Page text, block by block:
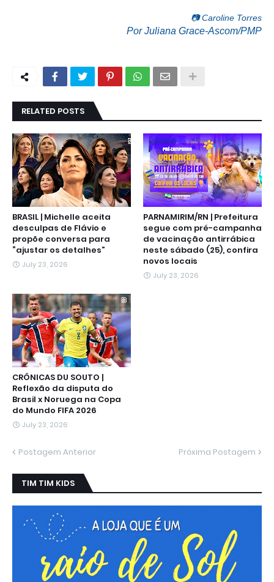
📷 Caroline Torres
Por Juliana Grace-Ascom/PMP
RELATED POSTS
BRASIL | Michelle aceita
desculpas de Flávio e
propõe conversa para
“ajustar os detalhes”
July 23, 2026
PARNAMIRIM/RN | Prefeitura
segue com pré-campanha
de vacinação antirrábica
neste sábado (25), confira
novos locais
July 23, 2026
CRÔNICAS DU SOUTO |
Reflexão da disputa do
Brasil x Noruega na Copa
do Mundo FIFA 2026
July 23, 2026
Postagem Anterior Próxima Postagem
TIM TIM KIDS